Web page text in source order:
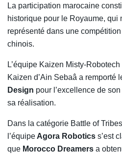
La participation marocaine
historique pour le Royaume, qui
représenté dans une
chinois.
L’équipe Kaizen Misty-
Kaizen d’Ain Sebaâ a remporté
Design pour l’excellence de
sa réalisation.
Dans la catégorie Battle of
l’équipeAgora Robotics s’est
que Morocco Dreamers a